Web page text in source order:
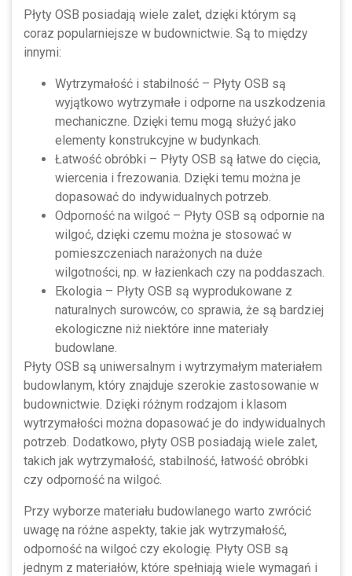
Płyty OSB posiadają wiele zalet, dzięki którym są
coraz popularniejsze w budownictwie. Są to między
innymi:
Wytrzymałość i stabilność – Płyty OSB są
wyjątkowo wytrzymałe i odporne na uszkodzenia
mechaniczne. Dzięki temu mogą służyć jako
elementy konstrukcyjne w budynkach.
Łatwość obróbki – Płyty OSB są łatwe do cięcia,
wiercenia i frezowania. Dzięki temu można je
dopasować do indywidualnych potrzeb.
Odporność na wilgoć – Płyty OSB są odpornie na
wilgoć, dzięki czemu można je stosować w
pomieszczeniach narażonych na duże
wilgotności, np. w łazienkach czy na poddaszach.
Ekologia – Płyty OSB są wyprodukowane z
naturalnych surowców, co sprawia, że są bardziej
ekologiczne niż niektóre inne materiały
budowlane.
Płyty OSB są uniwersalnym i wytrzymałym materiałem
budowlanym, który znajduje szerokie zastosowanie w
budownictwie. Dzięki różnym rodzajom i klasom
wytrzymałości można dopasować je do indywidualnych
potrzeb. Dodatkowo, płyty OSB posiadają wiele zalet,
takich jak wytrzymałość, stabilność, łatwość obróbki
czy odporność na wilgoć.
Przy wyborze materiału budowlanego warto zwrócić
uwagę na różne aspekty, takie jak wytrzymałość,
odporność na wilgoć czy ekologię. Płyty OSB są
jednym z materiałów, które spełniają wiele wymagań i